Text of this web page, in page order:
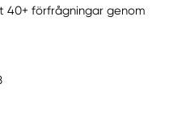
40+ förfrågningar genom